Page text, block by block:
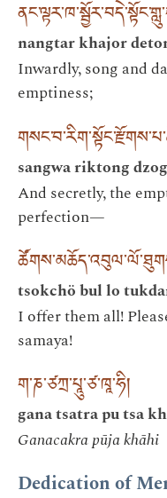
nangtar khajor
Inwardly, song and
emptiness;
sangwa riktong
And secretly, the
perfection—
tsokchö bul lo
I offer them all!
samaya!
ག་ཎ་ཙཀྲ་པཱུ་ཙ་ཁཱ་ཧི།
gana tsatra pu tsa
Ganacakra pūja khāhi
Dedication of